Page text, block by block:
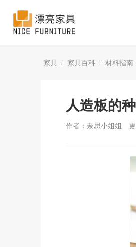
家具 家具百科 材料指南
人造板的
作者：奈思小姐姐